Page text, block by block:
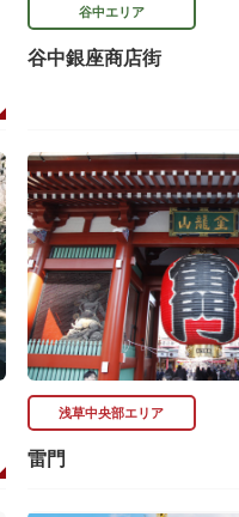
谷中エリア
谷中銀座商店街
浅草中央部エリア
雷門